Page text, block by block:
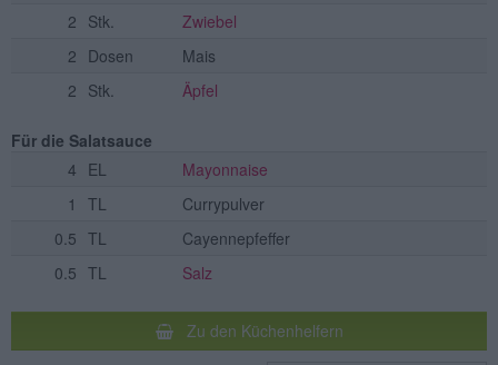
2 Stk.
Zwiebel
2 Dosen
Mais
2 Stk. Äpfel
Für die Salatsauce
4 EL
Mayonnaise
1
TL
Currypulver
0.5 TL
Cayennepfeffer
0.5 TL Salz
Zu den Küchenhelfern